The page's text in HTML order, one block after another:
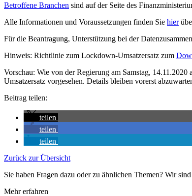
Betroffene Branchen sind auf der Seite des
Alle Informationen und Voraussetzungen finden Sie hier
Für die Beantragung, Unterstützung bei der
Hinweis: Richtlinie zum Lockdown-Umsatzersatz zum
Vorschau: Wie von der Regierung am Samstag,
Umsatzersatz vorgesehen. Details bleiben vorerst
Beitrag teilen:
teilen
teilen
teilen
Zurück zur Übersicht
Sie haben Fragen dazu oder zu ähnlichen Themen? Wir
Mehr erfahren